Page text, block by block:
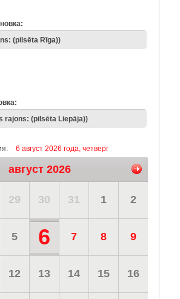
6 август 2026 года, четверг
август 2026
29 30 31 1 2
5 6 7 8 9
12 13 14 15 16